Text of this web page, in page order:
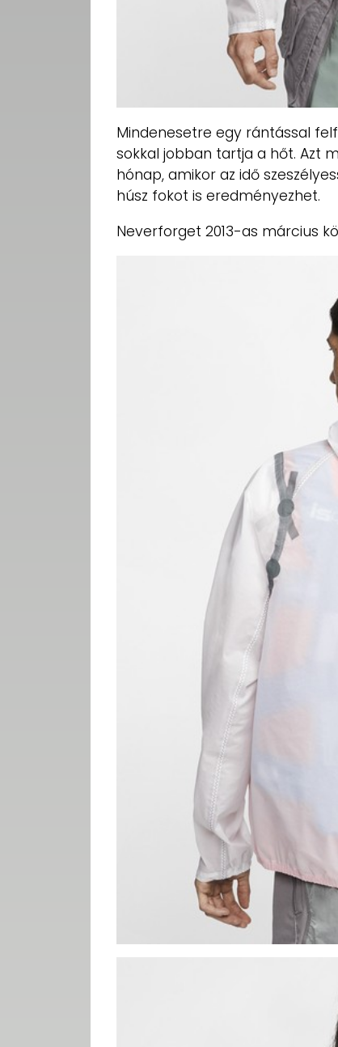
Mindenesetre egy rántással
sokkal jobban tartja a hőt. Azt
hónap, amikor az idő
húsz fokot is eredményezhet.
Neverforget 2013-as március